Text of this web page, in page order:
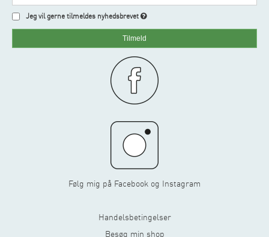
Jeg vil gerne tilmeldes nyhedsbrevet
Tilmeld
Følg mig på Facebook og Instagram
Handelsbetingelser
Besøg min shop